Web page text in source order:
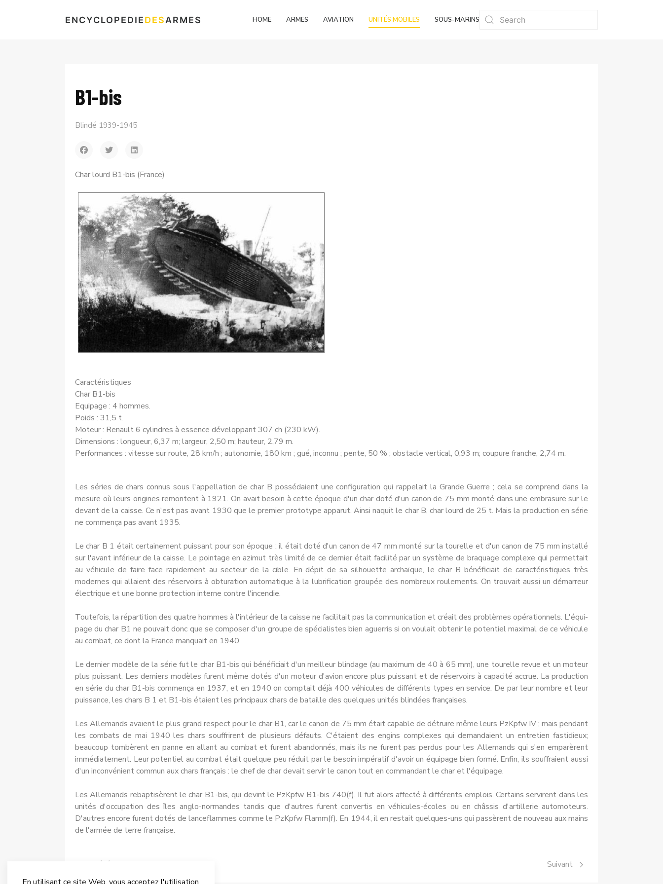
ENCYCLOPEDIEDESARMES HOME ARMES AVIATION UNITÉS MOBILES SOUS-MARINS
B1-bis
Blindé 1939-1945
Char lourd B1-bis (France)
Caractéristiques
Char B1-bis
Equipage : 4 hommes.
Poids : 31,5 t.
Moteur : Renault 6 cylindres à essence développant 307 ch (230 kW).
Dimensions : longueur, 6,37 m; largeur, 2,50 m; hauteur, 2,79 m.
Performances : vitesse sur route, 28 km/h ; autonomie, 180 km ; gué, inconnu ; pente, 50 % ; obstacle vertical, 0,93 m; coupure franche, 2,74 m.
Les séries de chars connus sous l'appellation de char B possédaient une configuration qui rappelait la Grande Guerre ; cela se comprend dans la
mesure où leurs origines remontent à 1921. On avait besoin à cette époque d'un char doté d'un canon de 75 mm monté dans une embrasure sur le
devant de la caisse. Ce n'est pas avant 1930 que le premier prototype apparut. Ainsi naquit le char B, char lourd de 25 t. Mais la produc­tion en série
ne commença pas avant 1935.
Le char B 1 était certainement puissant pour son époque : il était doté d'un canon de 47 mm monté sur la tourelle et d'un canon de 75 mm installé
sur l'avant inférieur de la caisse. Le pointage en azimut très limité de ce dernier était facilité par un système de braquage com­plexe qui permettait
au véhicule de faire face rapidement au secteur de la cible. En dépit de sa silhouette archaïque, le char B bénéficiait de caractéristiques très
modernes qui allaient des réservoirs à obturation automatique à la lubrification grou­pée des nombreux roulements. On trouvait aussi un démarreur
électri­que et une bonne protection interne contre l'incendie.
Toutefois, la répartition des quatre hommes à l'intérieur de la caisse ne facilitait pas la communication et créait des problèmes opérationnels. L'équi­
page du char B1 ne pouvait donc que se composer d'un groupe de spécialistes bien aguerris si on vou­lait obtenir le potentiel maximal de ce véhicule
au combat, ce dont la France manquait en 1940.
Le dernier modèle de la série fut le char B1-bis qui bénéficiait d'un meilleur blindage (au maximum de 40 à 65 mm), une tourelle revue et un moteur
plus puissant. Les der­niers modèles furent même dotés d'un moteur d'avion encore plus puissant et de réservoirs à capacité accrue. La production
en série du char B1-bis commença en 1937, et en 1940 on comptait déjà 400 véhi­cules de différents types en service. De par leur nombre et leur
puis­sance, les chars B 1 et B1-bis étaient les principaux chars de bataille des quelques unités blindées françaises.
Les Allemands avaient le plus grand respect pour le char B1, car le canon de 75 mm était capable de détruire même leurs PzKpfw IV ; mais pendant
les combats de mai 1940 les chars souffrirent de plu­sieurs défauts. C'étaient des engins complexes qui demandaient un entretien fastidieux;
beaucoup tom­bèrent en panne en allant au com­bat et furent abandonnés, mais ils ne furent pas perdus pour les Alle­mands qui s'en emparèrent
immé­diatement. Leur potentiel au combat était quelque peu réduit par le besoin impératif d'avoir un équi­page bien formé. Enfin, ils souf­fraient aussi
d'un inconvénient com­mun aux chars français : le chef de char devait servir le canon tout en commandant le char et l'équipage.
Les Allemands rebaptisèrent le char B1-bis, qui devint le PzKpfw B1-bis 740(f). Il fut alors affecté à différents emplois. Certains servi­rent dans les
unités d'occupation des îles anglo-normandes tandis que d'autres furent convertis en véhicules-écoles ou en châssis d'artillerie automoteurs.
D'autres encore furent dotés de lance­flammes comme le PzKpfw Flamm(f). En 1944, il en restait quelques-uns qui passèrent de nouveau aux mains
de l'armée de terre française.
Article précédent : Chars légers Vickers
Précédent Article suivant : Somua S-35
Suivant